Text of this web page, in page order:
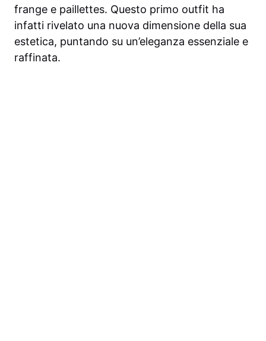
frange e paillettes. Questo primo outfit ha
infatti rivelato una nuova dimensione della sua
estetica, puntando su un’eleganza essenziale e
raffinata.